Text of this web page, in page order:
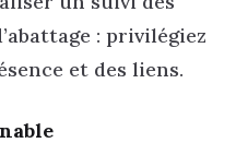
: privilégiez
et des liens.